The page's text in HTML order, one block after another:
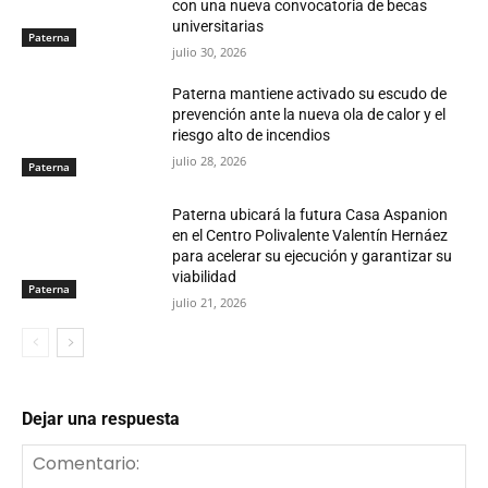
Paterna
con una nueva convocatoria de becas
universitarias
julio 30, 2026
Paterna
Paterna mantiene activado su escudo de
prevención ante la nueva ola de calor y el
riesgo alto de incendios
julio 28, 2026
Paterna
Paterna ubicará la futura Casa Aspanion
en el Centro Polivalente Valentín Hernáez
para acelerar su ejecución y garantizar su
viabilidad
julio 21, 2026
Dejar una respuesta